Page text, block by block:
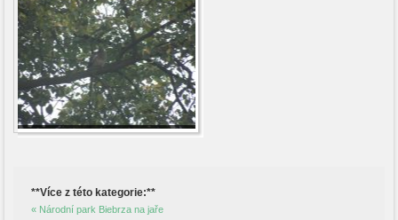
**Více z této kategorie:**
« Národní park Biebrza na jaře